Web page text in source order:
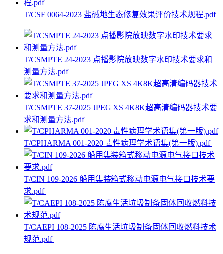
T/CSF 0064-2023 盐碱地生态修复效果评价技术规程.pdf
T/CSMPTE 24-2023 点播影院放映数字水印技术要求和
测量方法.pdf
T/CSMPTE 37-2025 JPEG XS 4K8K超高清编码器技术要
求和测量方法.pdf
T/CPHARMA 001-2020 毒性病理学术语集(第一版).pdf
T/CIN 109-2026 船用集装箱式移动电源电气接口技术要
求.pdf
T/CAEPI 108-2025 陈腐生活垃圾制备固体回收燃料技术
规范.pdf